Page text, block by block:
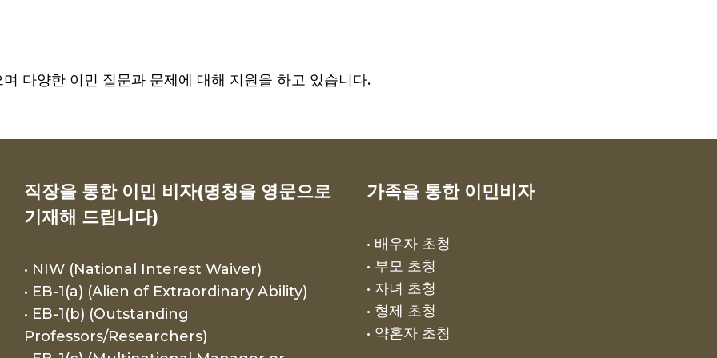
다양한 이민 질문과 문제에 대해 지원을 하고 있습니다.
직장을 통한 이민 비자(명칭을 영문으로
기재해 드립니다)
• NIW (National Interest Waiver)
• EB-1(a) (Alien of Extraordinary Ability)
• EB-1(b) (Outstanding
Professors/Researchers)
가족을 통한 이민비자
• 배우자 초청
• 부모 초청
• 자녀 초청
• 형제 초청
• 약혼자 초청